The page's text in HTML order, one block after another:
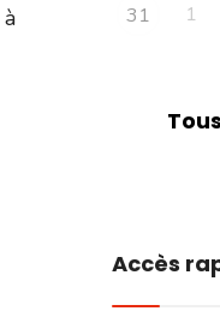
à
31
1
Accès